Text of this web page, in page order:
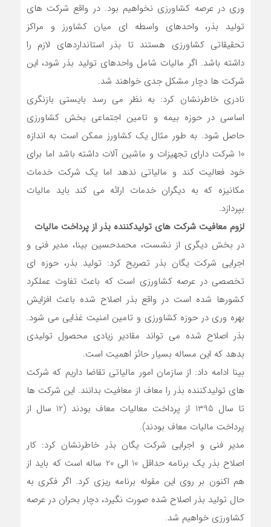
وری در عرصه کشاورزی نخواهیم بود. در واقع شرکت های
تولید بذر، واحدهای واسطه ای میان کشاورز و مراکز
تحقیقاتی کشاورزی هستند تا بذر استانداردهای لازم را
داشته باشد. اگر مالیات شامل واحدهای تولید بذر شود، این
شرکت ها دچار مشکل جدی خواهند شد.
نادری خاطرنشان کرد: به نظر می رسد بایستی بازنگری
اساسی در حوزه بیمه و تامین اجتماعی بخش کشاورزی
حاصل شود. به طور مثال یک کشاورز ممکن است به اندازه
10 شرکت دارای تجهیزات و ماشین آلات داشته باشد اما برای
خود فعالیت کند و مالیاتی ندهد اما یک شرکت خدمات
مکانیزه که به دیگران خدمات ارائه می کند باید مالیات
بپردازد.
لزوم معافیت شرکت های تولیدکننده بذر از پرداخت مالیات
در بخش دیگری از نشست، محمدحسین بینا، مدیر فنی و
اجرایی شرکت یگان بذر تصریح کرد: تولید بذر، حوزه ای
تخصصی در عرصه کشاورزی است که باعث تفاوت عملکرد
کشورها شده است در واقع بذر اصلاح شده باعث افزایش
بهره وری در حوزه کشاورزی و تامین امنیت غذایی می شود.
بذر اصلاح شده می تواند مقادیر زیادی محصول تولیدی
بدهد که این مساله بسیار حائز اهمیت است.
بینا ادامه داد: از سازمان امور مالیاتی تقاضا داریم که شرکت
های تولیدکننده بذر را معاف از معافیت بدانند. این شرکت ها
تا سال 1395 از پرداخت معالیات معاف بودند (12 سال از
پرداخت مالیات معاف بودند).
مدیر فنی و اجرایی شرکت یگان بذر خاطرنشان کرد: کار
اصلاح بذر یک برنامه حداقل 10 الی 20 ساله است که باید از
هم اکنون بر روی این مقوله برنامه ریزی کرد. اگر فکری به
حال تولید بذر اصلاح شده صورت نگیرد، دچار بحران در عرصه
کشاورزی خواهیم شد.